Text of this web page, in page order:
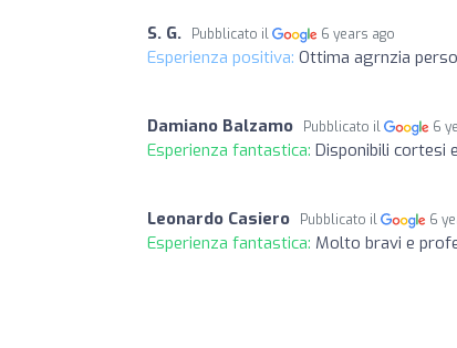
S. G. Pubblicato il 6 years ago
Esperienza positiva: Ottima agrnzia
Damiano Balzamo Pubblicato il 6
Esperienza fantastica: Disponibili cortesi
Leonardo Casiero Pubblicato il 6
Esperienza fantastica: Molto bravi e